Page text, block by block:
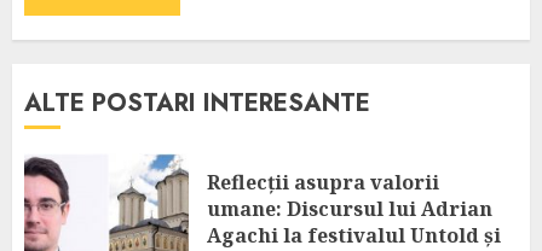
ALTE POSTARI INTERESANTE
Reflecții asupra valorii
umane: Discursul lui Adrian
Agachi la festivalul Untold și